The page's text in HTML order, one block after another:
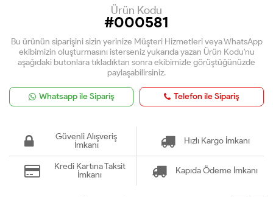
Ürün Kodu
#000581
Bu ürünün siparişini sizin yerinize Müşteri Hizmetleri veya WhatsApp
ekibimizin oluşturmasını isterseniz yukarıda yazan Ürün Kodu'nu
aşağıdaki butonlara tıkladıktan sonra ekibimizle görüştüğünüzde
paylaşabilirsiniz.
Whatsapp ile Sipariş Telefon ile Sipariş
Güvenli Alışveriş
İmkanı
Hızlı Kargo İmkanı
Kredi Kartına Taksit
İmkanı
Kapıda Ödeme İmkanı